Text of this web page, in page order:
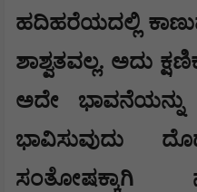
ಹದಿಹರೆಯದಲ್ಲಿ
ಶಾಶ್ವತವಲ್ಲ. ಅದು
ಅದೇ ಭಾವನೆಯನ್ನು
ಭಾವಿಸುವುದು
ಸಂತೋಷಕ್ಕಾಗಿ